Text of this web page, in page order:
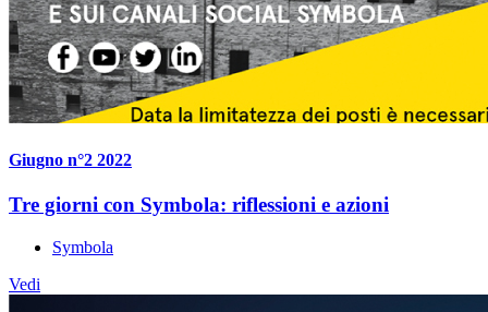
Giugno n°2 2022
Tre giorni con Symbola: riflessioni e azioni
Symbola
Vedi